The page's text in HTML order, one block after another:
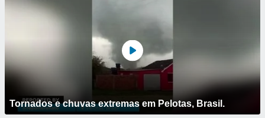
Tornados e chuvas extremas em Pelotas, Brasil.